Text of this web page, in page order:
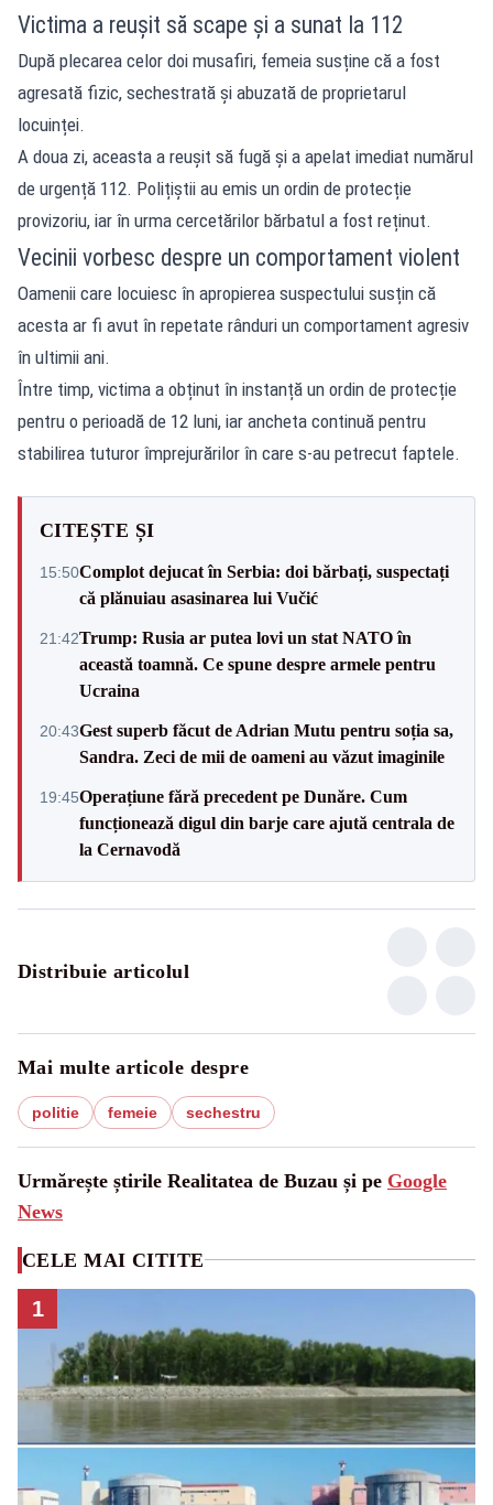
Victima a reușit să scape și a sunat la 112
După plecarea celor doi musafiri, femeia susține că a fost
agresată fizic, sechestrată și abuzată de proprietarul
locuinței.
A doua zi, aceasta a reușit să fugă și a apelat imediat numărul
de urgență 112. Polițiștii au emis un ordin de protecție
provizoriu, iar în urma cercetărilor bărbatul a fost reținut.
Vecinii vorbesc despre un comportament violent
Oamenii care locuiesc în apropierea suspectului susțin că
acesta ar fi avut în repetate rânduri un comportament agresiv
în ultimii ani.
Între timp, victima a obținut în instanță un ordin de protecție
pentru o perioadă de 12 luni, iar ancheta continuă pentru
stabilirea tuturor împrejurărilor în care s-au petrecut faptele.
CITEȘTE ȘI
15:50Complot dejucat în Serbia: doi bărbați, suspectați
că plănuiau asasinarea lui Vučić
21:42Trump: Rusia ar putea lovi un stat NATO în
această toamnă. Ce spune despre armele pentru
Ucraina
20:43Gest superb făcut de Adrian Mutu pentru soția sa,
Sandra. Zeci de mii de oameni au văzut imaginile
19:45Operațiune fără precedent pe Dunăre. Cum
funcționează digul din barje care ajută centrala de
la Cernavodă
Distribuie articolul
Mai multe articole despre
politie femeie sechestru
Urmărește știrile Realitatea de Buzau și pe Google
News
CELE MAI CITITE
1